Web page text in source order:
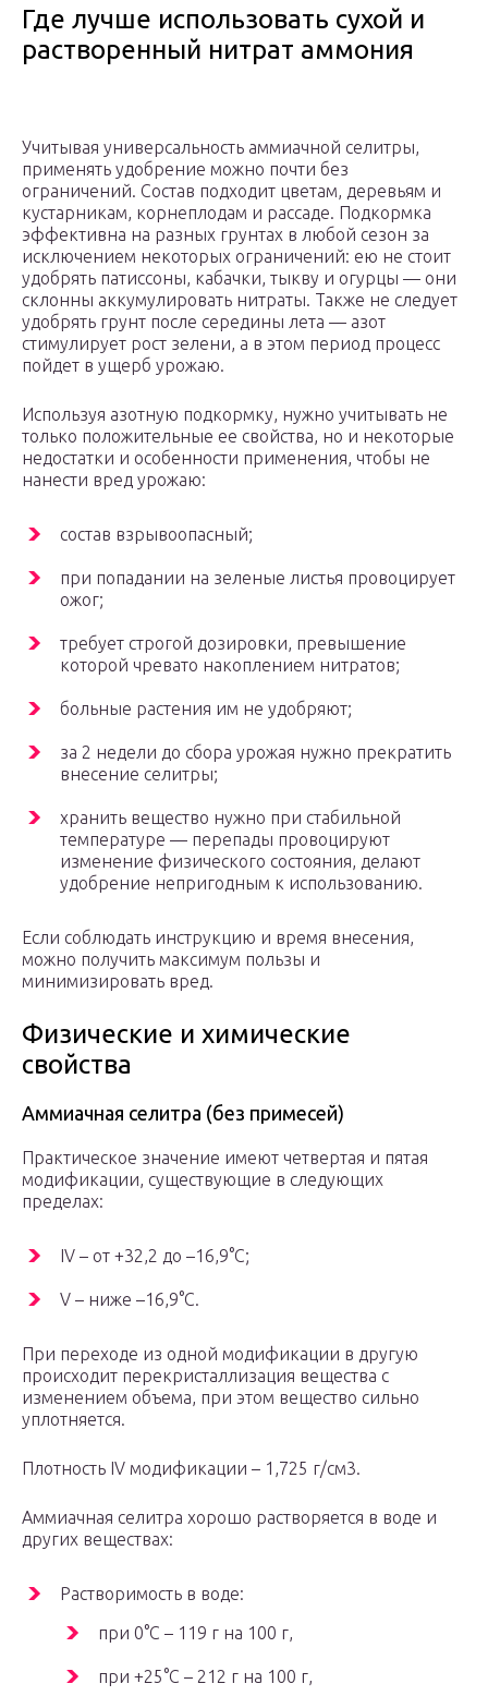
Где лучше использовать сухой и
растворенный нитрат аммония
Учитывая универсальность аммиачной селитры,
применять удобрение можно почти без
ограничений. Состав подходит цветам, деревьям и
кустарникам, корнеплодам и рассаде. Подкормка
эффективна на разных грунтах в любой сезон за
исключением некоторых ограничений: ею не стоит
удобрять патиссоны, кабачки, тыкву и огурцы — они
склонны аккумулировать нитраты. Также не следует
удобрять грунт после середины лета — азот
стимулирует рост зелени, а в этом период процесс
пойдет в ущерб урожаю.
Используя азотную подкормку, нужно учитывать не
только положительные ее свойства, но и некоторые
недостатки и особенности применения, чтобы не
нанести вред урожаю:
состав взрывоопасный;
при попадании на зеленые листья провоцирует
ожог;
требует строгой дозировки, превышение
которой чревато накоплением нитратов;
больные растения им не удобряют;
за 2 недели до сбора урожая нужно прекратить
внесение селитры;
хранить вещество нужно при стабильной
температуре — перепады провоцируют
изменение физического состояния, делают
удобрение непригодным к использованию.
Если соблюдать инструкцию и время внесения,
можно получить максимум пользы и
минимизировать вред.
Физические и химические
свойства
Аммиачная селитра (без примесей)
Практическое значение имеют четвертая и пятая
модификации, существующие в следующих
пределах:
IV – от +32,2 до –16,9°C;
V – ниже –16,9°C.
При переходе из одной модификации в другую
происходит перекристаллизация вещества с
изменением объема, при этом вещество сильно
уплотняется.
Плотность IV модификации – 1,725 г/см3.
Аммиачная селитра хорошо растворяется в воде и
других веществах:
Растворимость в воде:
при 0°C – 119 г на 100 г,
при +25°C – 212 г на 100 г,